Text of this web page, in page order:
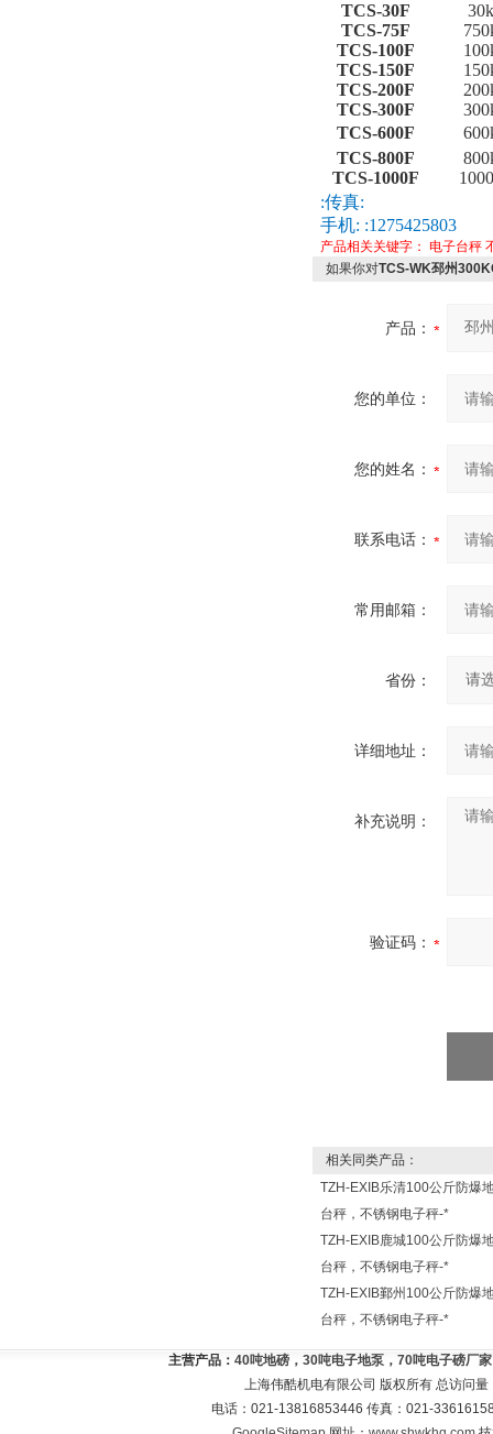
TCS-30F
TCS-75F
TCS-100F
TCS-150F
TCS-200F
TCS-300F
TCS-600F
TCS-800F
TCS-1000F
:传真:
手机: :1275425803
产品相关关键字： 电子台秤
如果你对TCS-WK邳州
产品：
您的单位：
您的姓名：
联系电话：
常用邮箱：
省份：
详细地址：
补充说明：
验证码：
相关同类产品：
TZH-EXIB乐清100公斤防爆
台秤，不锈钢电子秤-*
TZH-EXIB鹿城100公斤防爆
台秤，不锈钢电子秤-*
TZH-EXIB鄞州100公斤防爆
台秤，不锈钢电子秤-*
主营产品： 40吨地磅，30吨电子地泵，70吨电子磅厂
上海伟酷机电有限公司 版权所有 总访问量
电话：021-13816853446 传真：021-